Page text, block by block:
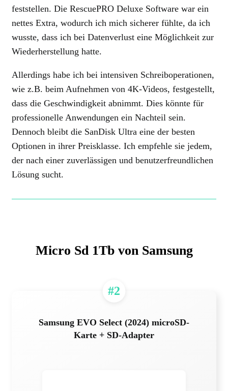
feststellen. Die RescuePRO Deluxe Software war ein
nettes Extra, wodurch ich mich sicherer fühlte, da ich
wusste, dass ich bei Datenverlust eine Möglichkeit zur
Wiederherstellung hatte.
Allerdings habe ich bei intensiven Schreiboperationen,
wie z.B. beim Aufnehmen von 4K-Videos, festgestellt,
dass die Geschwindigkeit abnimmt. Dies könnte für
professionelle Anwendungen ein Nachteil sein.
Dennoch bleibt die SanDisk Ultra eine der besten
Optionen in ihrer Preisklasse. Ich empfehle sie jedem,
der nach einer zuverlässigen und benutzerfreundlichen
Lösung sucht.
Micro Sd 1Tb von Samsung
#2
Samsung EVO Select (2024) microSD-
Karte + SD-Adapter